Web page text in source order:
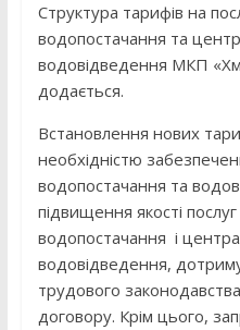
Структура тарифів на
водопостачання та
водовідведення МКП
додається.
Встановлення нових
необхідністю
водопостачання та
підвищення якості
водопостачання і
водовідведення,
трудового
договору. Крім цього,